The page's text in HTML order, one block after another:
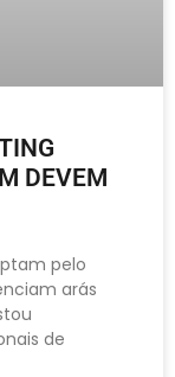
DEVEM
pelo
arás
de